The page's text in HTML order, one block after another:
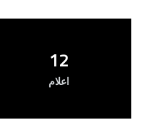
12
اعلام